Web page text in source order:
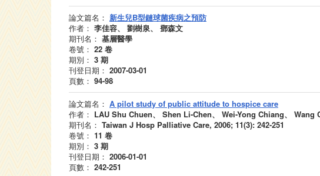
論文篇名： 新生兒B型鏈球菌疾病之預防
作者： 李佳容、 劉樹泉、 鄧森文
期刊名： 基層醫學
卷號： 22 卷
期別： 3 期
刊登日期： 2007-03-01
頁數： 94-98
論文篇名： A pilot study of public attitude to hospice care
作者： LAU Shu Chuen、 Shen Li-Chen、 Wei-Yong Chiang、 Wang
期刊名： Taiwan J Hosp Palliative Care, 2006; 11(3): 242-251
卷號： 11 卷
期別： 3 期
刊登日期： 2006-01-01
頁數： 242-251